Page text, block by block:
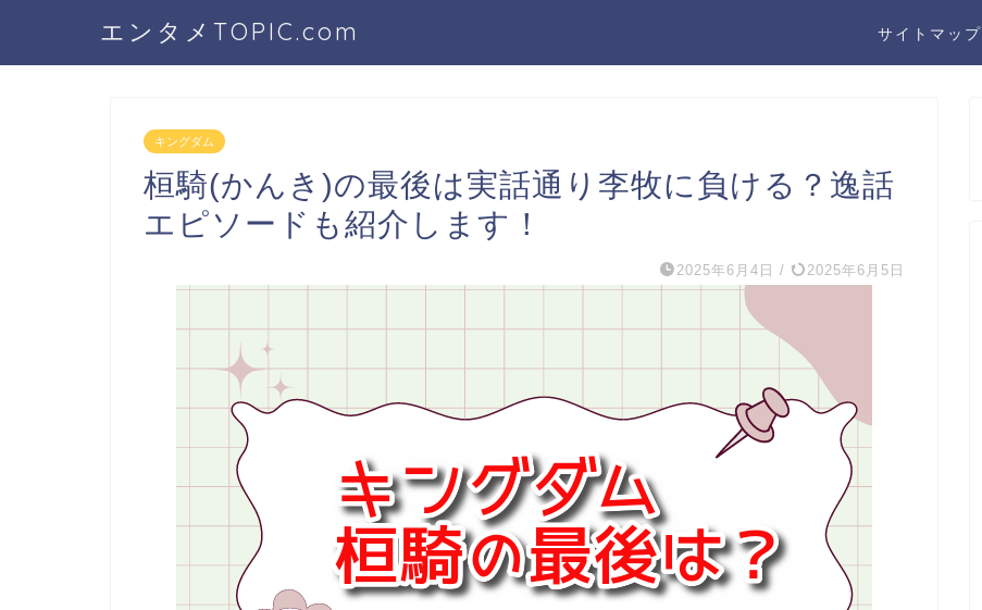
エンタメTOPIC.com サイトマップ
キングダム
桓騎(かんき)の最後は実話通り李牧に負ける？逸話
エピソードも紹介します！
2025年6月4日 / 2025年6月5日